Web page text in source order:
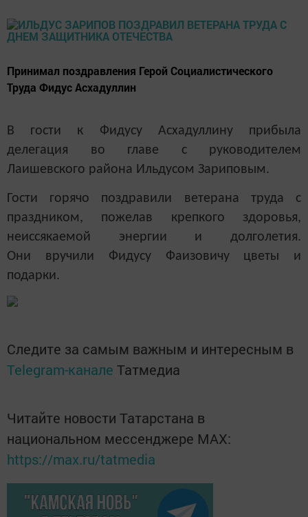
Принимал поздравления Герой Социалистического
Труда Фидус Асхадуллин
В гости к Фидусу Асхадуллину прибыла
делегация во главе с руководителем
Лаишевского района Ильдусом Зариповым.
Гости горячо поздравили ветерана труда с
праздником, пожелав крепкого здоровья,
неиссякаемой энергии и долголетия.
Они вручили Фидусу Фаизовичу
цветы и
подарки.
Следите за самым важным и интересным в
Telegram-канале Татмедиа
Читайте новости Татарстана в
национальном мессенджере MАХ:
https://max.ru/tatmedia